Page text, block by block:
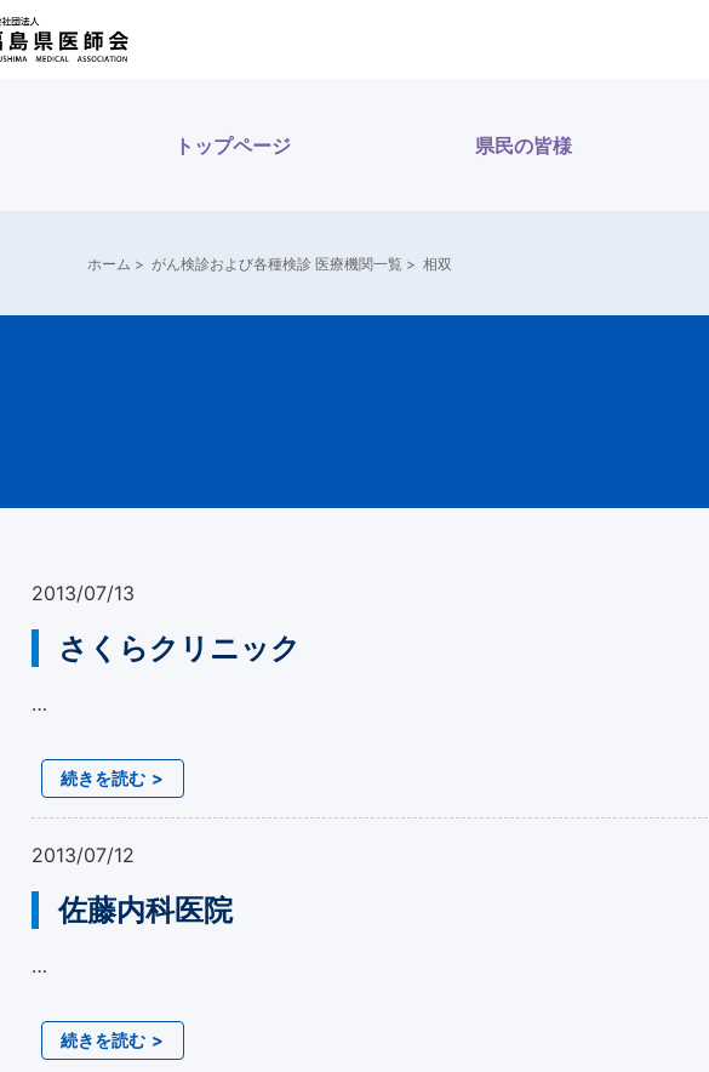
トップページ 県民の皆様
ホーム > がん検診および各種検診 医療機関一覧 > 相双
2013/07/13
さくらクリニック
…
続きを読む
2013/07/12
佐藤内科医院
…
続きを読む